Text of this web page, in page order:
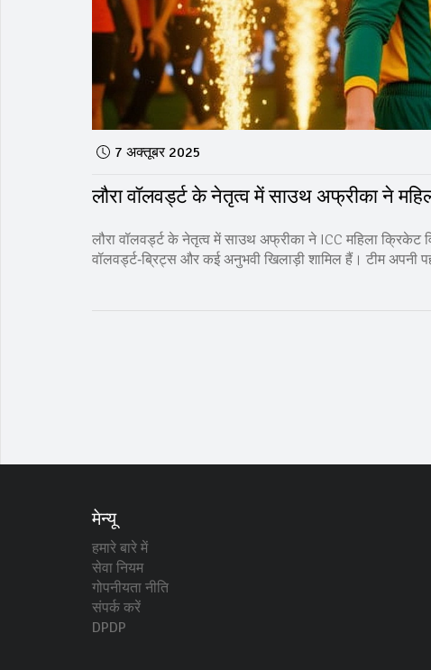
7 अक्तूबर 2025
लौरा वॉलवर्ड्ट के नेतृत्व में साउथ अफ्रीका ने
लौरा वॉलवर्ड्ट के नेतृत्व में साउथ अफ्रीका ने ICC महिला क्रिकेट
वॉलवर्ड्ट‑ब्रिट्स और कई अनुभवी खिलाड़ी शामिल हैं। टीम अपनी
मेन्यू
हमारे बारे में
सेवा नियम
गोपनीयता नीति
संपर्क करें
DPDP